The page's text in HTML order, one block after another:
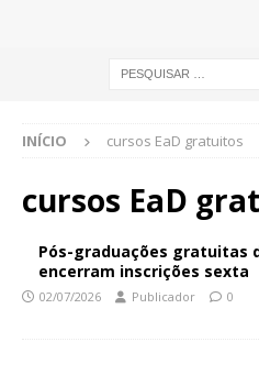
INÍCIO cursos EaD gratuitos
cursos EaD
Pós-graduações gratuitas
encerram inscrições sexta
02/07/2026 Publicador 0